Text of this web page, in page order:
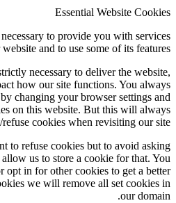
Essential Website
necessary to provide you with
our website and to use some of its
are strictly necessary to deliver the
impact how our site functions. You
by changing your browser settings
on this website. But this will
refuse cookies when revisiting our
want to refuse cookies but to avoid
allow us to store a cookie for that.
or opt in for other cookies to get a
cookies we will remove all set
our